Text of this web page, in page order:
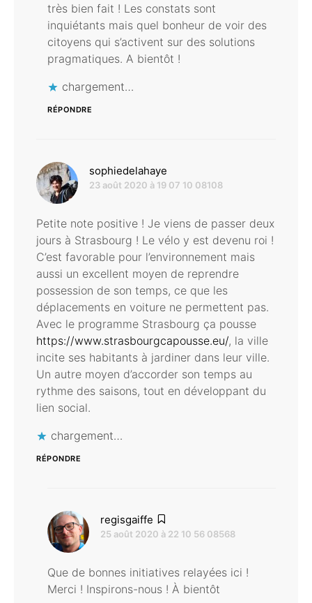
très bien fait ! Les constats sont
inquiétants mais quel bonheur de voir des
citoyens qui s’activent sur des solutions
pragmatiques. A bientôt !
chargement…
RÉPONDRE
sophiedelahaye
23 août 2020 à 19 07 10 08108
Petite note positive ! Je viens de passer deux
jours à Strasbourg ! Le vélo y est devenu roi !
C’est favorable pour l’environnement mais
aussi un excellent moyen de reprendre
possession de son temps, ce que les
déplacements en voiture ne permettent pas.
Avec le programme Strasbourg ça pousse
https://www.strasbourgcapousse.eu/, la ville
incite ses habitants à jardiner dans leur ville.
Un autre moyen d’accorder son temps au
rythme des saisons, tout en développant du
lien social.
chargement…
RÉPONDRE
regisgaiffe
25 août 2020 à 22 10 56 08568
Que de bonnes initiatives relayées ici !
Merci ! Inspirons-nous ! À bientôt